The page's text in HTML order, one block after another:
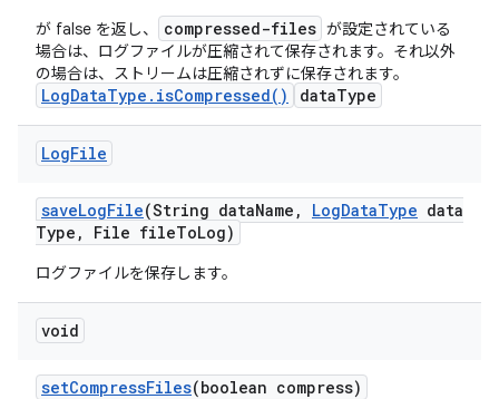
が false を返し、
compressed-files が設定されている
場合は、ログファイルが圧縮されて保存されます。それ以外
の場合は、ストリームは圧縮されずに保存されます。
LogDataType.isCompressed() dataType
LogFile
saveLogFile(String dataName , LogDataType data
Type , File fileToLog)
ログファイルを保存します。
void
setCompressFiles(boolean compress)